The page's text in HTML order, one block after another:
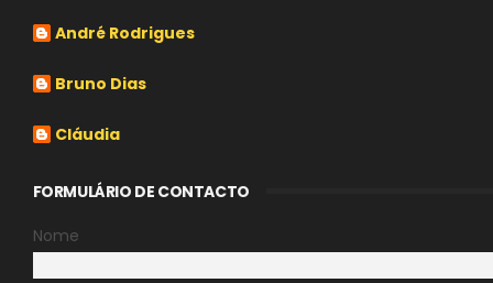
André Rodrigues
Bruno Dias
Cláudia
FORMULÁRIO DE CONTACTO
Nome